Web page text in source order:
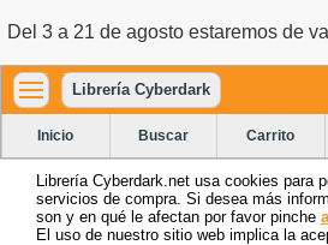
Del 3 a 21 de agosto estaremos de
Librería Cyberdark
Inicio Buscar Carrito
Librería Cyberdark.net usa cookies para
servicios de compra. Si desea más
son y en qué le afectan por favor pinche
El uso de nuestro sitio web implica la